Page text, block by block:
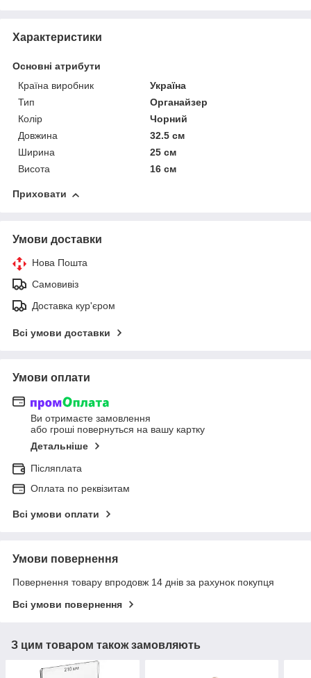
Характеристики
Основні атрибути
Країна виробник
Україна
Тип
Органайзер
Колір
Чорний
Довжина
32.5 см
Ширина
25 см
Висота
16 см
Приховати
Умови доставки
Нова Пошта
Самовивіз
Доставка кур'єром
Всі умови доставки
Умови оплати
Ви отримаєте замовлення
або гроші повернуться на вашу картку
Детальніше
Післяплата
Оплата по реквізитам
Всі умови оплати
Умови повернення
Повернення товару впродовж 14 днів за рахунок покупця
Всі умови повернення
З цим товаром також замовляють